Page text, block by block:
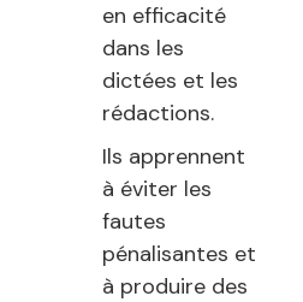
en efficacité
dans les
dictées et les
rédactions.
Ils apprennent
à éviter les
fautes
pénalisantes et
à produire des